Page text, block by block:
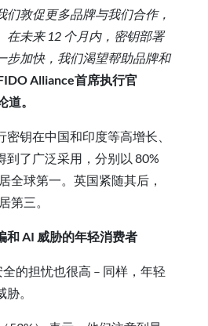
们敦促更多品牌与我们合作，
在未来 12 个月内，密钥部署
步加快，我们渴望帮助品牌和
Alliance首席执行官
。
钥在中国和印度等高增长、
到了广泛采用，分别以 80%
全球第一。英国紧随其后，
第三。
和 AI 威胁的年轻消费者
的担忧也很高 – 同样，年轻
。